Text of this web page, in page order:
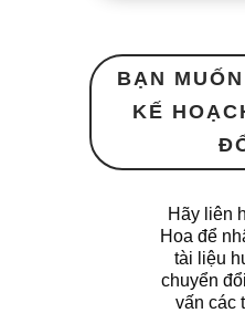
BẠN
KẾ
Hãy liên
Hoa để
tài liệu
chuyển
vấn các